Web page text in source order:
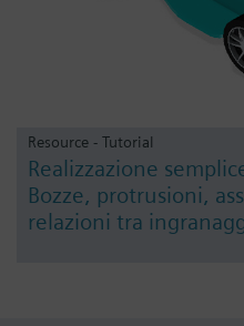
Resource - Tutorial
Realizzazione
Bozze, protrusioni,
relazioni tra